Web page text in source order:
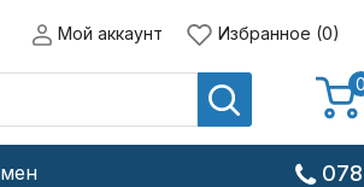
Мой аккаунт Избранное (0)
0